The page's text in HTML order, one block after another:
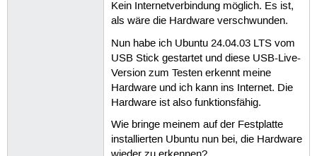
Kein Internetverbindung möglich. Es ist,
als wäre die Hardware verschwunden.
Nun habe ich Ubuntu 24.04.03 LTS vom
USB Stick gestartet und diese USB-Live-
Version zum Testen erkennt meine
Hardware und ich kann ins Internet. Die
Hardware ist also funktionsfähig.
Wie bringe meinem auf der Festplatte
installierten Ubuntu nun bei, die Hardware